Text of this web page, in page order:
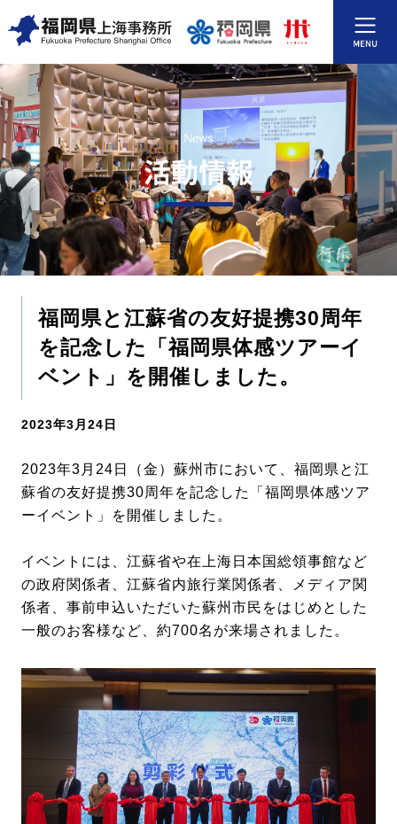
福岡県と江蘇省の友好提携30周年
を記念した「福岡県体感ツアーイ
ベント」を開催しました。
2023年3月24日
2023年3月24日（金）蘇州市において、福岡県と江
蘇省の友好提携30周年を記念した「福岡県体感ツア
ーイベント」を開催しました。
イベントには、江蘇省や在上海日本国総領事館など
の政府関係者、江蘇省内旅行業関係者、メディア関
係者、事前申込いただいた蘇州市民をはじめとした
一般のお客様など、約700名が来場されました。